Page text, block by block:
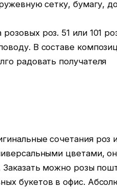
сетку, бумагу,
роз. 51 или 101
В составе
радовать получателя
сочетания роз
цветами,
можно розы
букетов в офис.